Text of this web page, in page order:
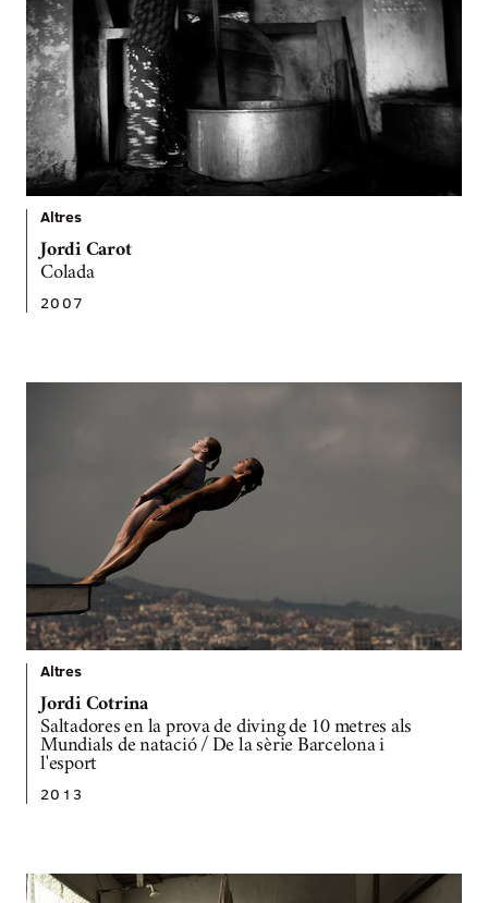
Altres
Jordi Carot
Colada
2007
Altres
Jordi Cotrina
Saltadores en la prova de diving de 10 metres als
Mundials de natació / De la sèrie Barcelona i
l'esport
2013